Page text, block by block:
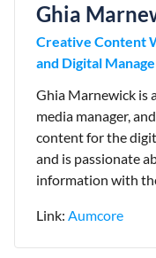
Ghia
Creative Content
and Digital
Ghia Marnewick is
media manager,
content for the
and is passionate
information with
Link: Aumcore